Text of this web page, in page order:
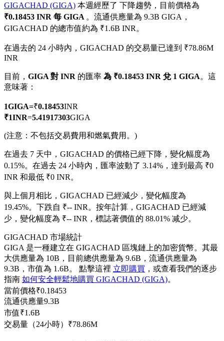
幣本位永續
以數字貨幣為保證金的永續合約
美股、外匯、貴金屬及大宗商品衍生性商品
多種以USDC結算的永續合約
跟單
與頂尖交易專家同行
GIGACHAD (GIGA) 本週經歷了 下降趨勢，目前價格為
₹0.18453 INR 每 GIGA 。流通供應量為 9.3B GIGA，
GIGACHAD 的總市值約為 ₹1.6B INR。
在過去的 24 小時內，GIGACHAD 的交易量已達到 ₹78.86M
INR
目前， GIGA 對 INR 的匯率 為 ₹0.18453 INR 兌 1 GIGA。這
意味著：
1GIGA=₹0.18453INR
₹1INR=5.41917303GIGA
(注意：不包括交易費用和燃氣費用。)
在過去 7 天中，GIGACHAD 的價格已經下降，變化幅度為
0.15%。 在過去 24 小時內，匯率波動了 3.14%，達到最高 ₹0
INR 和最低 ₹0 INR。
與上個月相比，GIGACHAD 已經減少，變化幅度為
19.45%。下跌自 ₹-- INR。 按年計算，GIGACHAD 已經減
少，變化幅度為 ₹-- INR，標誌著價值的 88.01% 减少。
GIGACHAD 市場統計
GIGA 是一種建立在 GIGACHAD 區塊鏈上的加密貨幣。其最
大供應量為 10B，目前總供應量為 9.6B，流通供應量為
9.3B，市值為 1.6B。 點擊這裡 立即購買 ，或查看我們的逐步
指南 如何安全輕鬆地購買 GIGACHAD (GIGA)。
當前價格₹0.18453
流通供應量9.3B
市值₹1.6B
交易量（24小時） ₹78.86M